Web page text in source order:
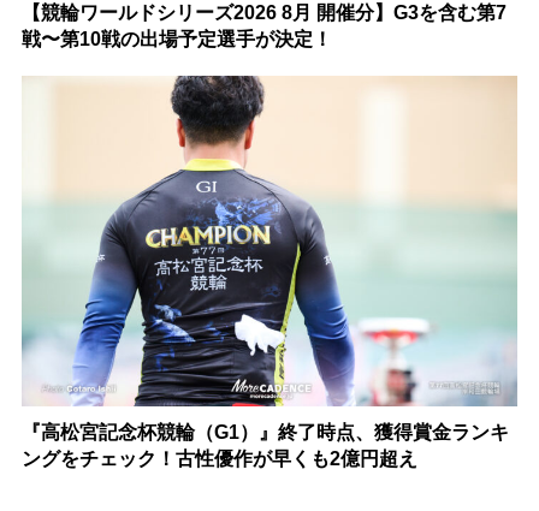
【競輪ワールドシリーズ2026 8月 開催分】G3を含む第7
戦〜第10戦の出場予定選手が決定！
『高松宮記念杯競輪（G1）』終了時点、獲得賞金ランキ
ングをチェック！古性優作が早くも2億円超え